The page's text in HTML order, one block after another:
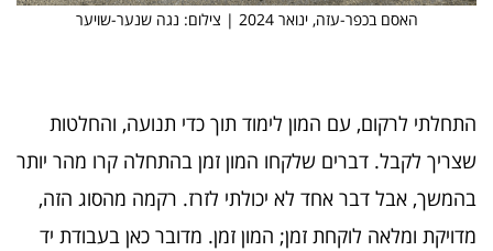
האסם בכפר-עזה, ינואר 2024 | צילום: נגה שנער-שויער
התחלתי לרקום, עם המון לימוד תוך כדי תנועה, והחלטות
שצריך לקבל. דברים שלקחו המון זמן בהתחלה קרו מהר יותר
בהמשך, אבל דבר אחד לא יכולתי לזרז. רקמה מהסוג הזה,
מדויקת ומלאה לוקחת זמן; המון זמן. מדובר כאן בעבודת יד